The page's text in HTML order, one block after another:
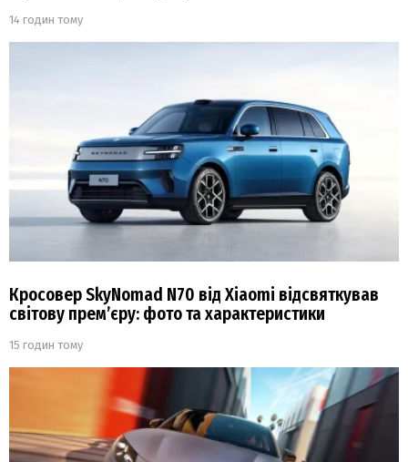
14 годин тому
Кросовер SkyNomad N70 від Xiaomi відсвяткував
світову прем’єру: фото та характеристики
15 годин тому